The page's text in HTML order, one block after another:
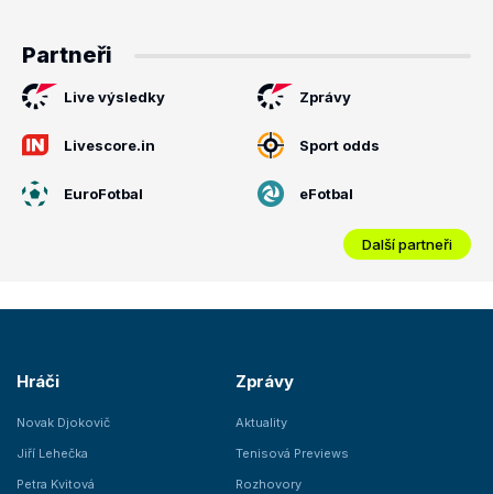
Partneři
Live výsledky Zprávy
Livescore.in Sport odds
EuroFotbal eFotbal
Další partneři
Hráči
Novak Djokovič
Jiří Lehečka
Petra Kvitová
Zprávy
Aktuality
Tenisová Previews
Rozhovory